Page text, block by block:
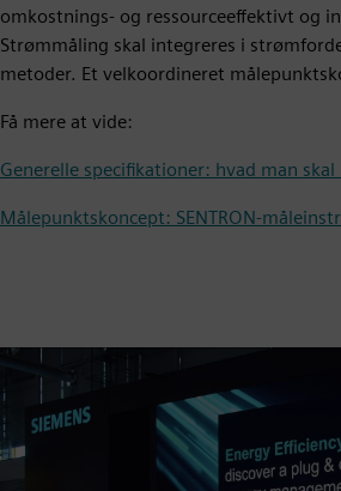
omkostnings- og ressourceeffektivt og
Strømmåling skal integreres i
metoder. Et velkoordineret
Få mere at vide:
Generelle specifikationer: hvad man
Målepunktskoncept: SENTRON-